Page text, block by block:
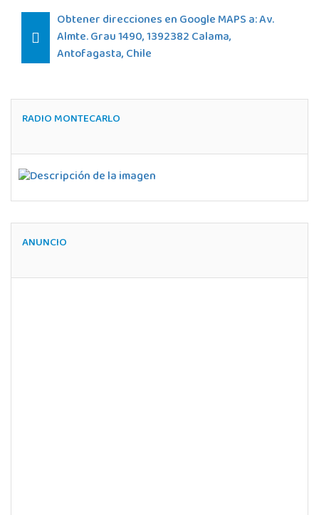
Obtener direcciones en Google MAPS a: Av.
Almte. Grau 1490, 1392382 Calama,
Antofagasta, Chile
RADIO MONTECARLO
ANUNCIO